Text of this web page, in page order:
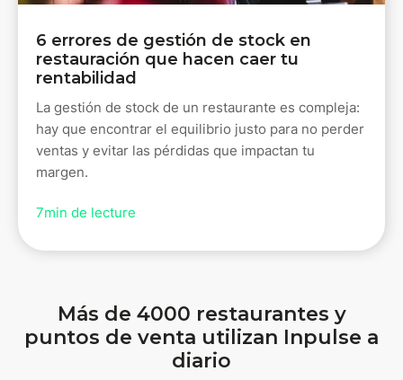
6 errores de gestión de stock en
restauración que hacen caer tu
rentabilidad
La gestión de stock de un restaurante es compleja:
hay que encontrar el equilibrio justo para no perder
ventas y evitar las pérdidas que impactan tu
margen.
7min de lecture
Más de 4000 restaurantes y
puntos de venta utilizan Inpulse a
diario